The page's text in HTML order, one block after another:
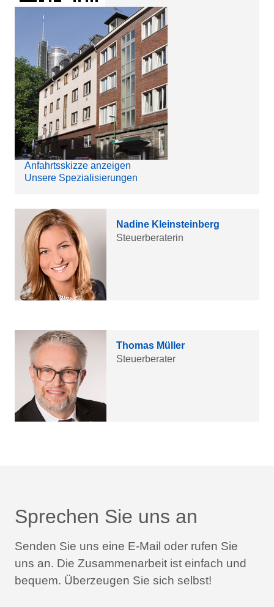
Anfahrtsskizze anzeigen
Unsere Spezialisierungen
Nadine Kleinsteinberg
Steuerberaterin
Thomas Müller
Steuerberater
Sprechen Sie uns an
Senden Sie uns eine E-Mail oder rufen Sie
uns an. Die Zusammenarbeit ist einfach und
bequem. Überzeugen Sie sich selbst!